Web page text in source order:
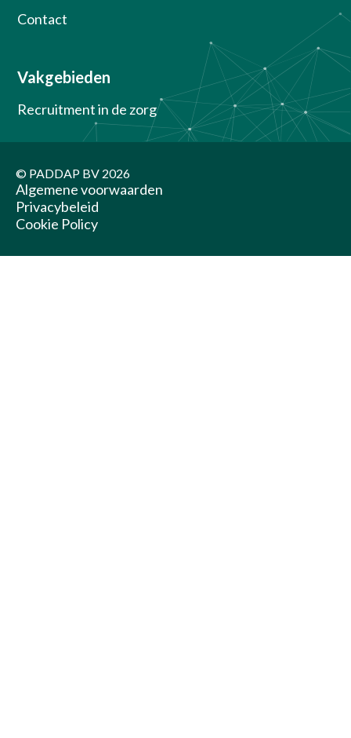
Contact
Vakgebieden
Recruitment in de zorg
© PADDAP BV 2026
Algemene voorwaarden
Privacybeleid
Cookie Policy